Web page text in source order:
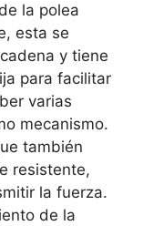
la polea
esta se
y tiene
para facilitar
varias
mecanismo.
también
resistente,
la fuerza.
de la